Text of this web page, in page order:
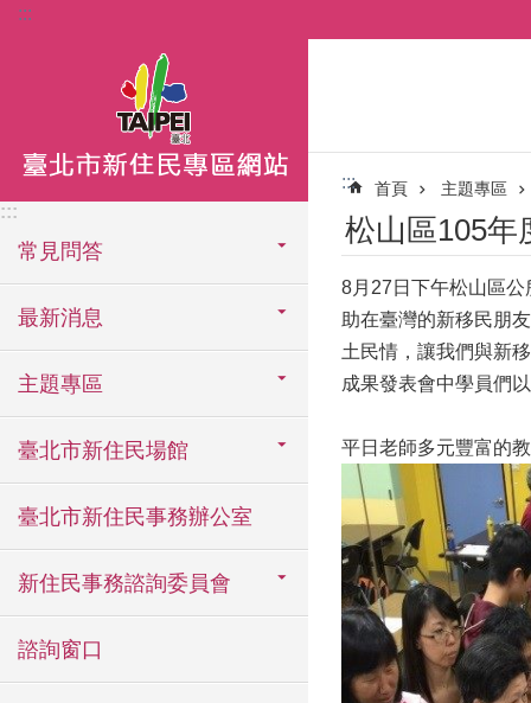
跳到主要內容區塊
:::
:::
常見問答
最新消息
主題專區
臺北市新住民場館
臺北市新住民事務辦公室
新住民事務諮詢委員會
諮詢窗口
::: 首頁 主題專區
松山區105年
8月27日下午松山區
助在臺灣的新移民朋
土民情，讓我們與新
成果發表會中學員們
平日老師多元豐富的